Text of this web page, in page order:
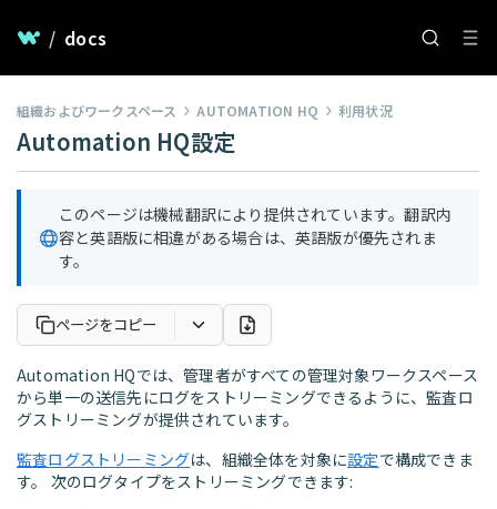
/ docs
組織およびワークスペース AUTOMATION HQ 利用状況
Automation HQ設定
このページは機械翻訳により提供されています。翻訳内
容と英語版に相違がある場合は、英語版が優先されま
す。
ページをコピー
Automation HQでは、管理者がすべての管理対象ワークスペース
から単一の送信先にログをストリーミングできるように、監査ロ
グストリーミングが提供されています。
監査ログストリーミングは、組織全体を対象に設定で構成できま
す。 次のログタイプをストリーミングできます: